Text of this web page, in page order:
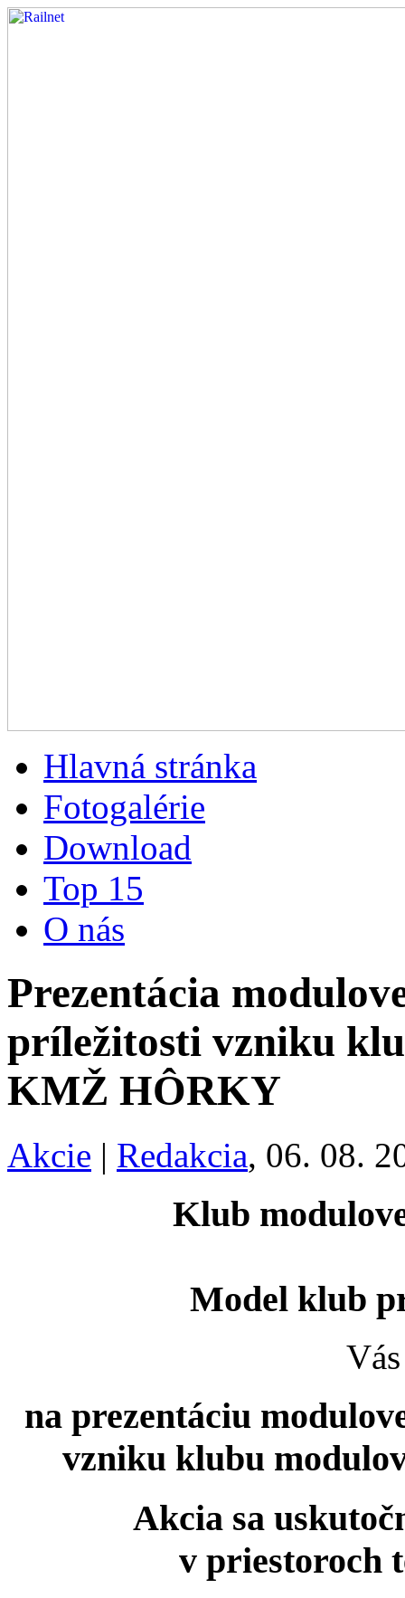
Hlavná stránka
Fotogalérie
Download
Top 15
O nás
Prezentácia
príležitosti vzniku
KMŽ HÔRKY
Akcie | Redakcia, 06. 08.
Klub
Model klub
na prezentáciu
vzniku klubu
Akcia sa
v priestoroch